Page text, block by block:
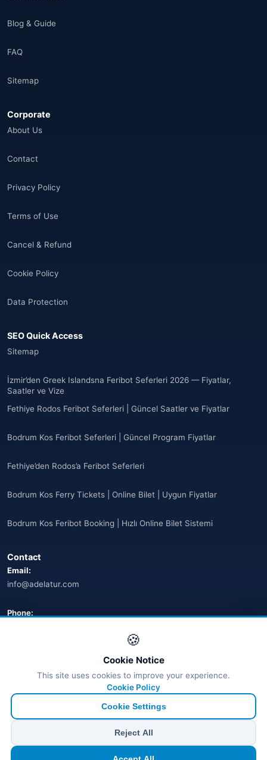
Blog & Guide
FAQ
Sitemap
Corporate
About Us
Contact
Privacy Policy
Terms of Use
Cancel & Refund
Cookie Policy
Data Protection
SEO Quick Access
Sitemap
İzmir’den Greek Islandsna Feribot Seferleri 2026 — Fiyatlar,
Saatler ve Vize
Fethiye Rodos Feribot Seferleri | Güncel Saatler ve Fiyatlar
Bodrum Kos Feribot Seferleri | Güncel Program Fiyatlar
Fethiye’den Rodos’a Feribot Seferleri
Bodrum Kos Ferry Tickets | Online Bilet | Uygun Fiyatlar
Bodrum Kos Feribot Booking | Hızlı Online Bilet Sistemi
Contact
Email:
info@adelatur.com
Phone:
€ EUR $ USD
🍪
Cookie Notice
This site uses cookies to improve your experience.
Cookie Policy
Cookie Settings
Reject All